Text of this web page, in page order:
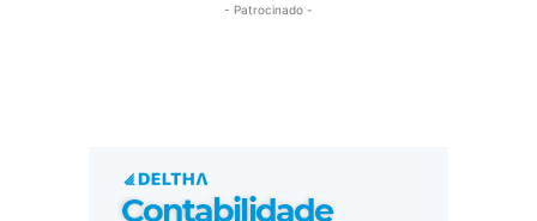
- Patrocinado -